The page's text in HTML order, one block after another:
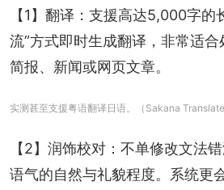
【1】翻译：支援高达5,000字的
流”方式即时生成翻译，非常适合
简报、新闻或网页文章。
实测甚至支援粤语翻译日语。（Sakana Translate
【2】润饰校对：不单修改文法
语气的自然与礼貌程度。系统更